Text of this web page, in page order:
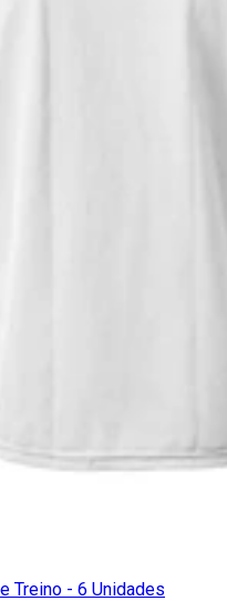
Treino - 6 Unidades